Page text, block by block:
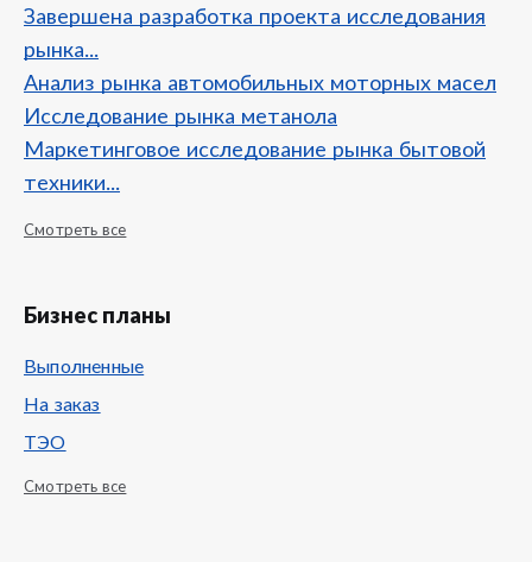
Завершена разработка проекта исследования
рынка...
Анализ рынка автомобильных моторных масел
Исследование рынка метанола
Маркетинговое исследование рынка бытовой
техники...
Смотреть все
Бизнес планы
Выполненные
На заказ
ТЭО
Смотреть все